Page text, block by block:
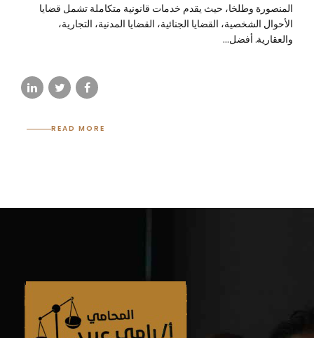
المنصورة وطلخا، حيث يقدم خدمات قانونية متكاملة تشمل قضايا
الأحوال الشخصية، القضايا الجنائية، القضايا المدنية، التجارية،
والعقارية. أفضل...
READ MORE